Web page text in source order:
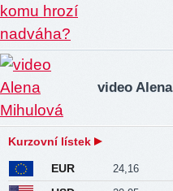
video
Kurzovní lístek
EUR 24,16